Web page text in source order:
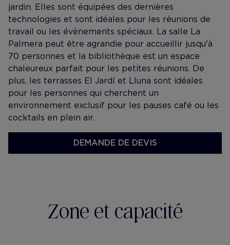
jardin. Elles sont équipées des dernières
technologies et sont idéales pour les réunions de
travail ou les évènements spéciaux. La salle La
Palmera peut être agrandie pour accueillir jusqu'à
70 personnes et la bibliothèque est un espace
chaleureux parfait pour les petites réunions. De
plus, les terrasses El Jardí et Lluna sont idéales
pour les personnes qui cherchent un
environnement exclusif pour les pauses café ou les
cocktails en plein air.
DEMANDE DE DEVIS
Zone et capacité